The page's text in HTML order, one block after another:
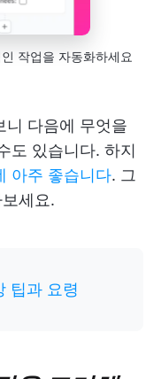
작업을 자동화하세요
니 다음에 무엇을
도 있습니다. 하지
아주 좋습니다. 그
세요.
팁과 요령